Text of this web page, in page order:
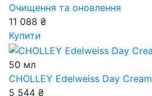
Очищення та оновлення
11 088 ₴
Купити
50 мл
CHOLLEY Edelweiss Day Cream
5 544 ₴